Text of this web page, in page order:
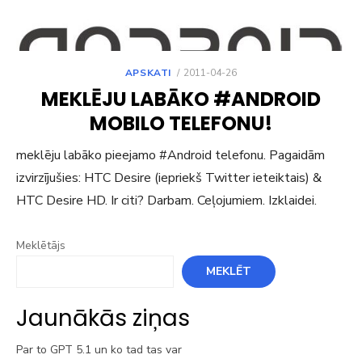
APSKATI
POSTED
2011-04-26
MEKLĒJU LABĀKO #ANDROID
MOBILO TELEFONU!
meklēju labāko pieejamo #Android telefonu. Pagaidām
izvirzījušies: HTC Desire (iepriekš Twitter ieteiktais) &
HTC Desire HD. Ir citi? Darbam. Ceļojumiem. Izklaidei.
Meklētājs
MEKLĒT
Jaunākās ziņas
Par to GPT 5.1 un ko tad tas var